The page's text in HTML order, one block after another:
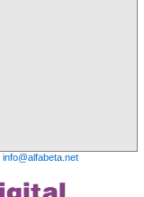
info@alfabeta.net